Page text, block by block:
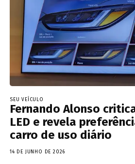
SEU VEÍCULO
Fernando Alonso
LED e revela
carro de uso diário
14 DE JUNHO DE 2026